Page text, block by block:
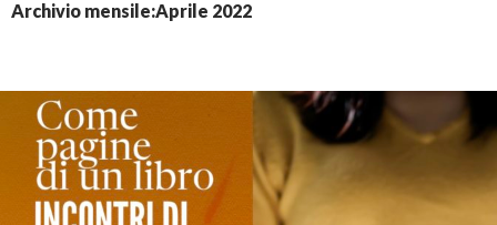
Archivio mensile:Aprile 2022